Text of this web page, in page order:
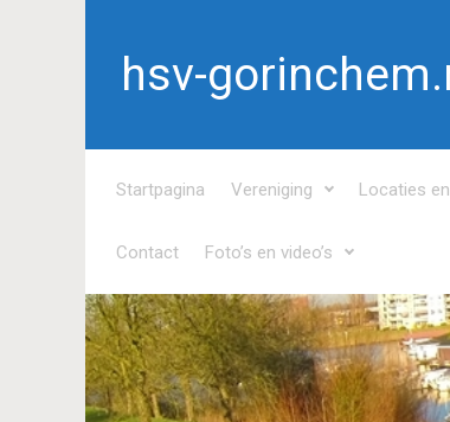
hsv-
Startpagina Vereniging Locaties
Contact Foto’s en video’s